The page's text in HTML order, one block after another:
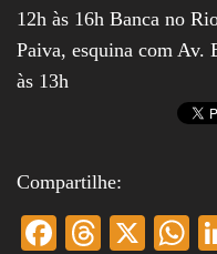
12h às 16h Banca no
Paiva, esquina com Av.
às 13h
Compartilhe:
Fa
T
X